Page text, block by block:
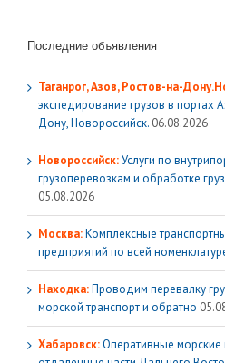
Последние объявления
Таганрог, Азов, Ростов-на-
экспедирование грузов в портах
Дону, Новороссийск. 06.08.2026
Новороссийск:Услуги по
грузоперевозкам и обработке
05.08.2026
Москва:Комплексные
предприятий по всей
Находка:Проводим перевалку
морской транспорт и обратно
Хабаровск:Оперативные морские